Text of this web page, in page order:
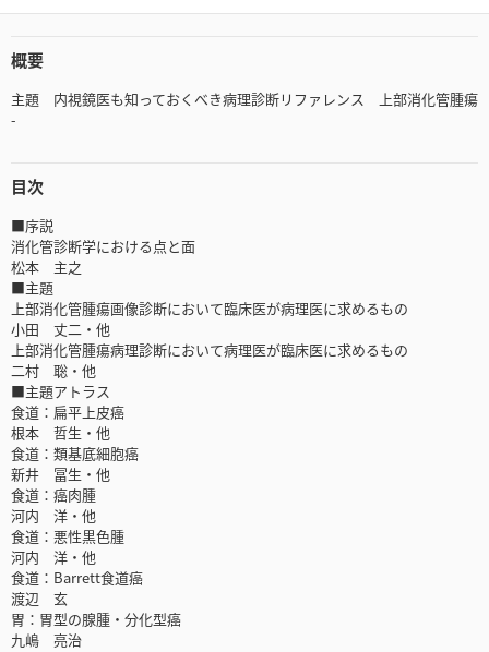
概要
主題 内視鏡医も知っておくべき病理診断リファレンス 上部消化管腫瘍
-
目次
■序説
消化管診断学における点と面
松本 主之
■主題
上部消化管腫瘍画像診断において臨床医が病理医に求めるもの
小田 丈二・他
上部消化管腫瘍病理診断において病理医が臨床医に求めるもの
二村 聡・他
■主題アトラス
食道：扁平上皮癌
根本 哲生・他
食道：類基底細胞癌
新井 冨生・他
食道：癌肉腫
河内 洋・他
食道：悪性黒色腫
河内 洋・他
食道：Barrett食道癌
渡辺 玄
胃：胃型の腺腫・分化型癌
九嶋 亮治